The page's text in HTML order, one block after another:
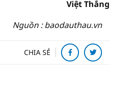
Việt Thắng
Nguồn : baodauthau.vn
CHIA SẺ